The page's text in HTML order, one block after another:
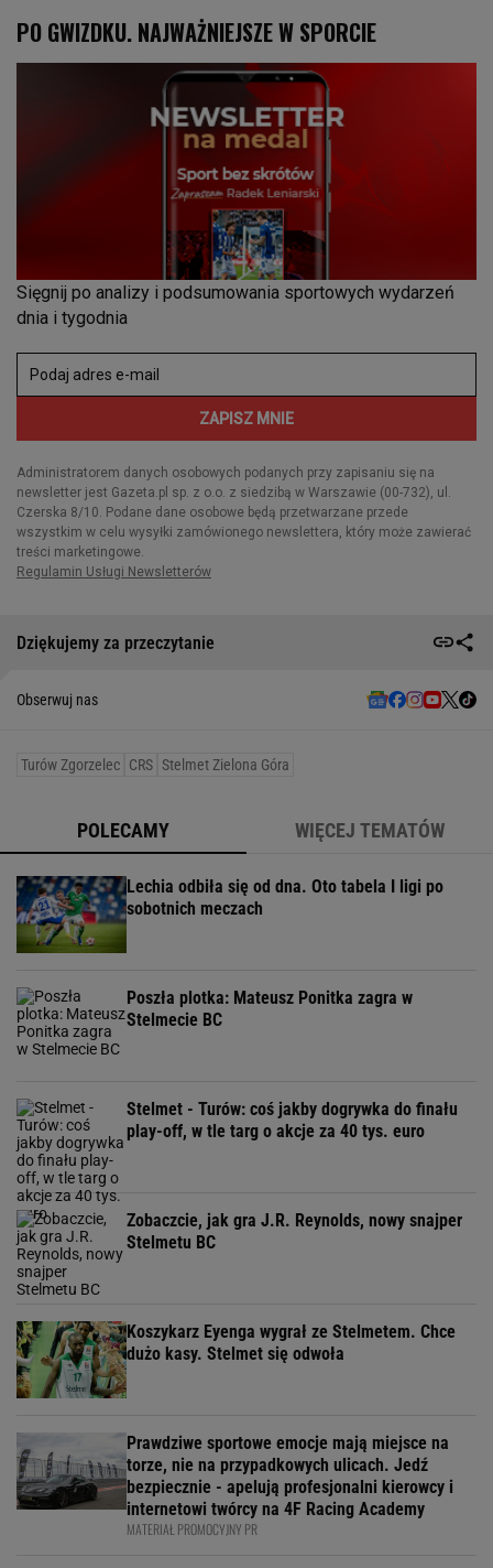
Dziękujemy za przeczytanie
Obserwuj nas
Turów Zgorzelec CRS Stelmet Zielona Góra
POLECAMY WIĘCEJ TEMATÓW
Lechia odbiła się od dna. Oto tabela I ligi po
sobotnich meczach
Poszła plotka: Mateusz Ponitka zagra w
Stelmecie BC
Stelmet - Turów: coś jakby dogrywka do finału
play-off, w tle targ o akcje za 40 tys. euro
Zobaczcie, jak gra J.R. Reynolds, nowy snajper
Stelmetu BC
Koszykarz Eyenga wygrał ze Stelmetem. Chce
dużo kasy. Stelmet się odwoła
Prawdziwe sportowe emocje mają miejsce na
torze, nie na przypadkowych ulicach. Jedź
bezpiecznie - apelują profesjonalni kierowcy i
internetowi twórcy na 4F Racing Academy
MATERIAŁ PROMOCYJNY PR